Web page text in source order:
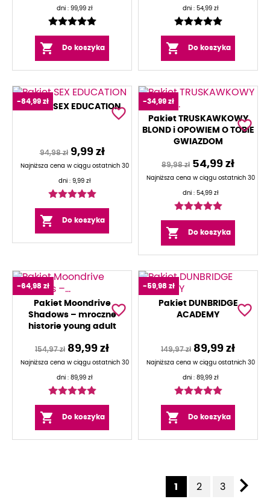
dni : 99,99 zł
 Do koszyka
dni : 54,99 zł
 Do koszyka
Pakiet SEX EDUCATION
94,98 zł 9,99 zł
Najniższa cena w ciągu ostatnich 30
dni : 9,99 zł
-84,99 zł
 Do koszyka
favorite_border
Pakiet TRUSKAWKOWY
BLOND i OPOWIEM O TOBIE
GWIAZDOM
89,98 zł 54,99 zł
Najniższa cena w ciągu ostatnich 30
dni : 54,99 zł
-34,99 zł
 Do koszyka
favorite_border
Pakiet Moondrive
Shadows – mroczne
historie young adult
154,97 zł 89,99 zł
Najniższa cena w ciągu ostatnich 30
dni : 89,99 zł
-64,98 zł
 Do koszyka
favorite_border
Pakiet DUNBRIDGE
ACADEMY
149,97 zł 89,99 zł
Najniższa cena w ciągu ostatnich 30
dni : 89,99 zł
-59,98 zł
 Do koszyka
favorite_border
1 2 3 
Newsletter
Bądź na bieżąco z nowościami wydawniczymi!
Akceptuję warunki zawarte w Polityce prywatnościi
wyrażam zgodę na przetwarzanie moich danych
osobowych przez Wydawnictwo Otwarte w celu
przedstawienia oferty.